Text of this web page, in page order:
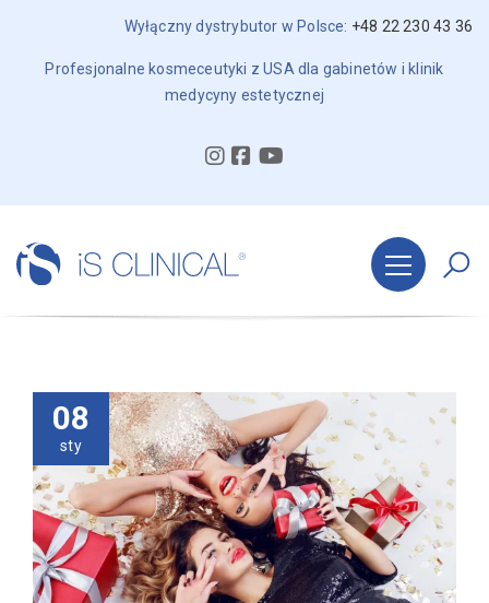
Wyłączny dystrybutor w Polsce: +48 22 230 43 36
Profesjonalne kosmeceutyki z USA dla gabinetów i klinik
medycyny estetycznej
08
sty